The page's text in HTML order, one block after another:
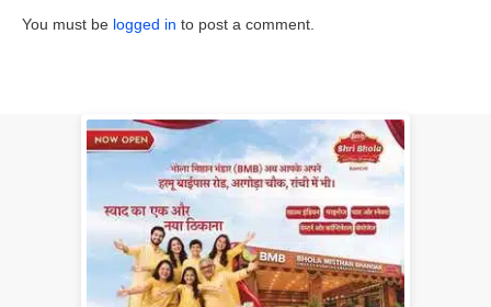
You must be logged in to post a comment.